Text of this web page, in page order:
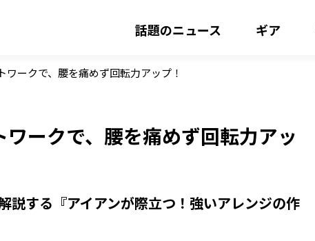
話題のニュース ギア
ワークで、腰を痛めず回転力アップ！
ークで、腰を痛めず回転力アッ
説する『アイアンが際立つ！強いアレンジの作